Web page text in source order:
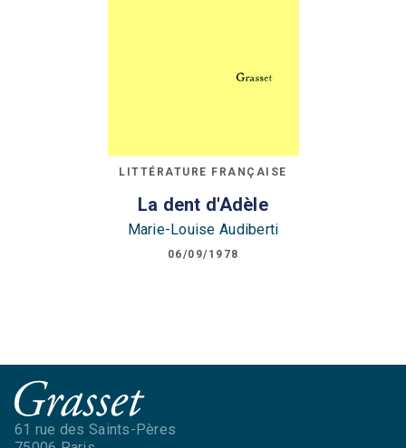
LITTÉRATURE FRANÇAISE
La dent d'Adèle
Marie-Louise Audiberti
06/09/1978
61 rue des Saints-Pères